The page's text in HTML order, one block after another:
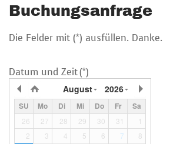
Buchungsanfrage
Die Felder mit (*) ausfüllen. Danke.
Datum und Zeit(*)
August 2026
SU Mo Di Mi Do Fr Sa
26 27 28 29 30 31
1
2
3 4 5 6 7 8